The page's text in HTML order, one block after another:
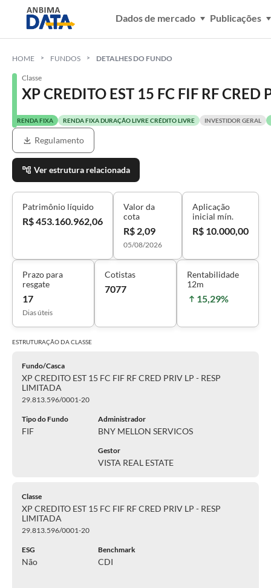
Dados de mercado Publicações
HOME FUNDOS DETALHES DO FUNDO
Classe
XP CREDITO EST 15 FC FIF RF CRED
RENDA FIXA RENDA FIXA DURAÇÃO LIVRE CRÉDITO LIVRE INVESTIDOR GERAL
Regulamento
Ver estrutura relacionada
Patrimônio líquido
R$ 453.160.962,06
Valor da
cota
R$ 2,09
05/08/2026
Aplicação
inicial mín.
R$ 10.000,00
Prazo para
resgate
17
Dias úteis
Cotistas
7077
Rentabilidade
12m
15,29%
ESTRUTURAÇÃO DACLASSE
Fundo/Casca
XP CREDITO EST 15 FC FIF RF CRED PRIV LP - RESP
LIMITADA
29.813.596/0001-20
Tipo do Fundo
FIF
Administrador
BNY MELLON SERVICOS
Gestor
VISTA REAL ESTATE
Classe
XP CREDITO EST 15 FC FIF RF CRED PRIV LP - RESP
LIMITADA
29.813.596/0001-20
ESG
Não
Benchmark
CDI